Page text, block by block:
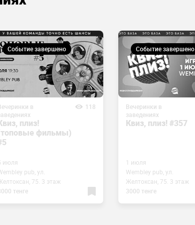
Событие завершено
в
118
плиз!
фильмы)
июля
pub, ул.
75. 3 этаж
тенге
Событие завершено
Вечеринки в
заведениях
Квиз, плиз! #357
1 июля
Wembley pub, ул.
Желтоксан, 75. 3 этаж
3000 тенге